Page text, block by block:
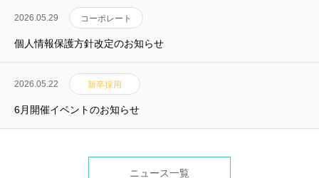
2026.05.29 コーポレート
個人情報保護方針改定のお知らせ
2026.05.22 新卒採用
6月開催イベントのお知らせ
ニュース一覧